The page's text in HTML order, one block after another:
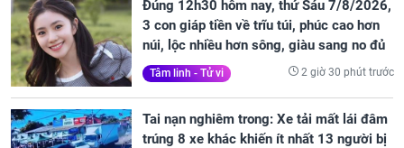
Đúng 12h30 hôm nay, thứ Sáu 7/8/2026,
3 con giáp tiền về trĩu túi, phúc cao hơn
núi, lộc nhiều hơn sông, giàu sang no đủ
Tâm linh - Tử vi 2 giờ 30 phút trước
Tai nạn nghiêm trong: Xe tải mất lái đâm
trúng 8 xe khác khiến ít nhất 13 người bị